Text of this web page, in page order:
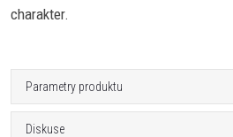
charakter.
Parametry produktu
Diskuse